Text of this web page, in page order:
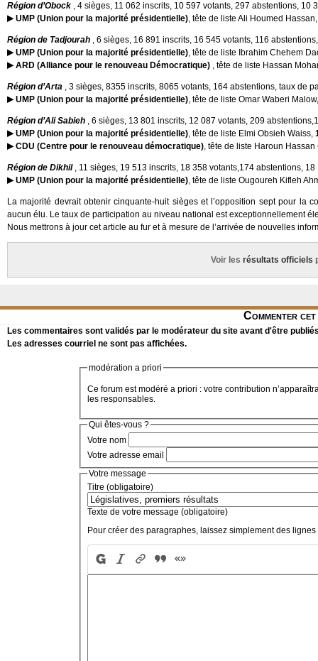
Région d’Obock , 4 sièges, 11 062 inscrits, 10 597 votants, 297 abstentions,
UMP (Union pour la majorité présidentielle), tête de liste Ali Houmed
Région de Tadjourah , 6 sièges, 16 891 inscrits, 16 545 votants, 116
UMP (Union pour la majorité présidentielle), tête de liste Ibrahim Chehem
ARD (Alliance pour le renouveau Démocratique) , tête de liste Hassan
Région d’Arta , 3 sièges, 8355 inscrits, 8065 votants, 164 abstentions, taux de
UMP (Union pour la majorité présidentielle), tête de liste Omar Waberi
Région d’Ali Sabieh , 6 sièges, 13 801 inscrits, 12 087 votants, 209
UMP (Union pour la majorité présidentielle), tête de liste Elmi Obsieh Waiss,
CDU (Centre pour le renouveau démocratique), tête de liste Haroun
Région de Dikhil , 11 sièges, 19 513 inscrits, 18 358 votants,174 abstentions,
UMP (Union pour la majorité présidentielle), tête de liste Ougoureh Kifleh
La majorité devrait obtenir cinquante-huit sièges et l’opposition sept pour la
aucun élu. Le taux de participation au niveau national est exceptionnellement
Nous mettrons à jour cet article au fur et à mesure de l’arrivée de nouvelles
Voir les résultats officiels
Commenter
Les commentaires sont validés par le modérateur du site avant d'être
Les adresses courriel ne sont pas affichées.
modération a priori
Ce forum est modéré a priori : votre contribution
les responsables.
Qui êtes-vous ?
Votre nom
Votre adresse email
Votre message
Titre (obligatoire)
Texte de votre message (obligatoire)
Pour créer des paragraphes, laissez simplement des lignes